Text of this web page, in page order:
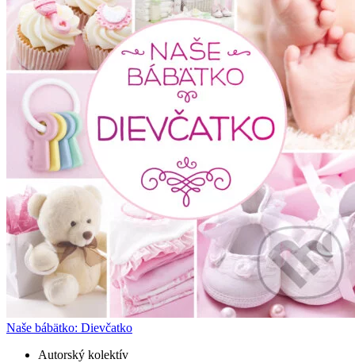
Naše bábätko: Dievčatko
Autorský kolektív